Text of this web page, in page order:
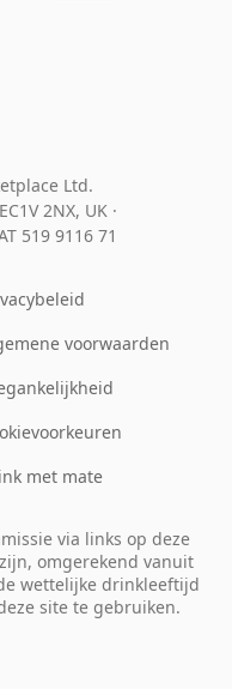
Ltd.
2NX, UK ·
519 9116 71
voorwaarden
met mate
via links op deze
omgerekend vanuit
wettelijke drinkleeftijd
site te gebruiken.